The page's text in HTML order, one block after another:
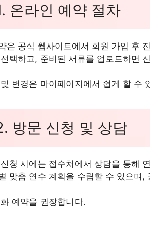
온라인 예약 절차
은 공식 웹사이트에서 회원 가입 후
택하고, 준비된 서류를 업로드하면
변경은 마이페이지에서 쉽게 할 수
방문 신청 및 상담
청 시에는 접수처에서 상담을 통해
맞춤 연수 계획을 수립할 수 있으며
예약을 권장합니다.